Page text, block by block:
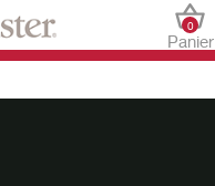
Panier
0